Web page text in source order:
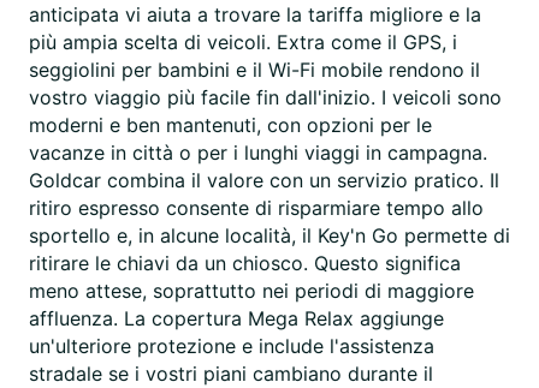
anticipata vi aiuta a trovare la tariffa migliore e la
più ampia scelta di veicoli. Extra come il GPS, i
seggiolini per bambini e il Wi-Fi mobile rendono il
vostro viaggio più facile fin dall'inizio. I veicoli sono
moderni e ben mantenuti, con opzioni per le
vacanze in città o per i lunghi viaggi in campagna.
Goldcar combina il valore con un servizio pratico. Il
ritiro espresso consente di risparmiare tempo allo
sportello e, in alcune località, il Key'n Go permette di
ritirare le chiavi da un chiosco. Questo significa
meno attese, soprattutto nei periodi di maggiore
affluenza. La copertura Mega Relax aggiunge
un'ulteriore protezione e include l'assistenza
stradale se i vostri piani cambiano durante il